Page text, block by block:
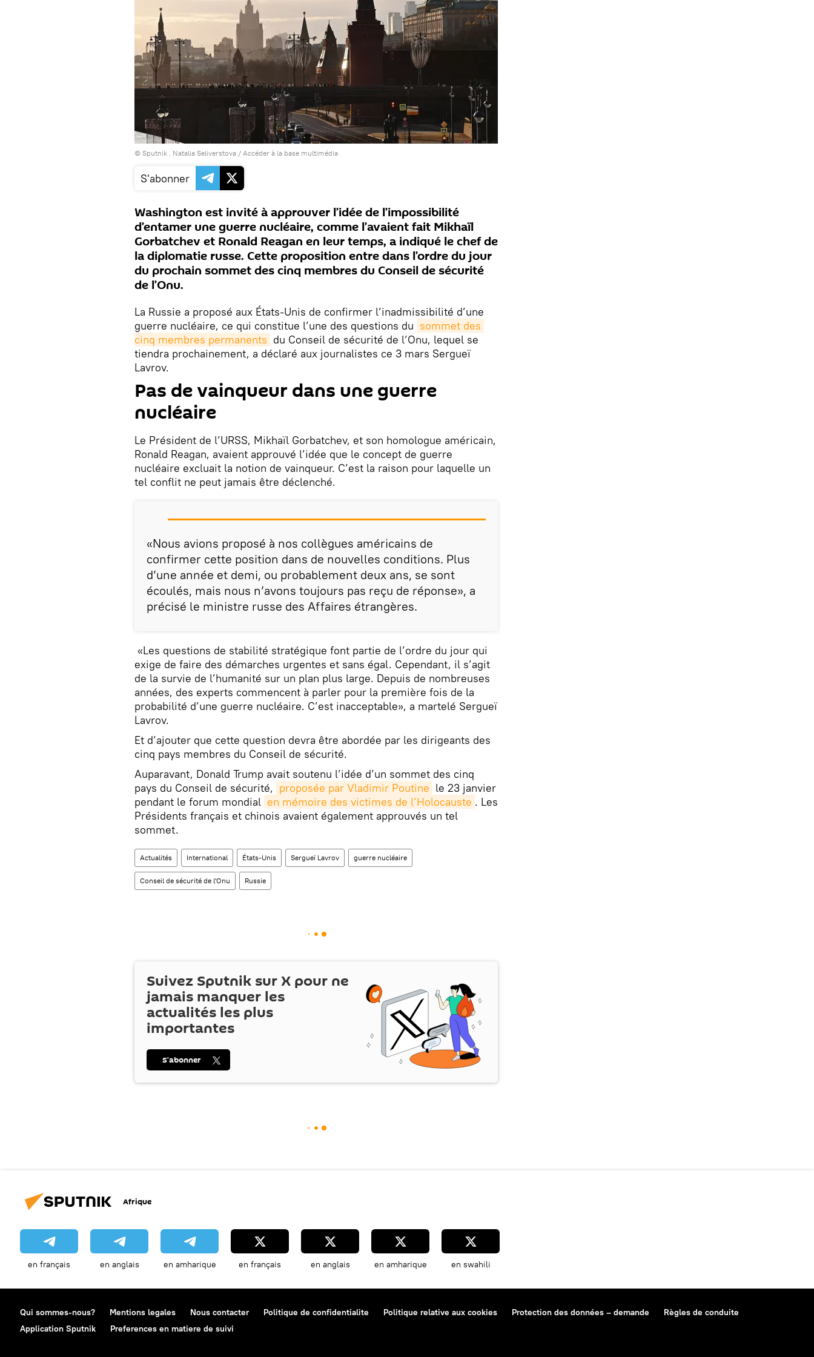
© Sputnik . Natalia Seliverstova / Accéder à la base multimédia
S'abonner
Washington est invité à approuver l’idée de l’impossibilité
d’entamer une guerre nucléaire, comme l’avaient fait Mikhaïl
Gorbatchev et Ronald Reagan en leur temps, a indiqué le chef de
la diplomatie russe. Cette proposition entre dans l’ordre du jour
du prochain sommet des cinq membres du Conseil de sécurité
de l’Onu.
La Russie a proposé aux États-Unis de confirmer l’inadmissibilité d’une
guerre nucléaire, ce qui constitue l’une des questions du sommet des
cinq membres permanents du Conseil de sécurité de l’Onu, lequel se
tiendra prochainement, a déclaré aux journalistes ce 3 mars Sergueï
Lavrov.
Pas de vainqueur dans une guerre
nucléaire
Le Président de l’URSS, Mikhaïl Gorbatchev, et son homologue américain,
Ronald Reagan, avaient approuvé l’idée que le concept de guerre
nucléaire excluait la notion de vainqueur. C’est la raison pour laquelle un
tel conflit ne peut jamais être déclenché.
«Nous avions proposé à nos collègues américains de
confirmer cette position dans de nouvelles conditions. Plus
d’une année et demi, ou probablement deux ans, se sont
écoulés, mais nous n’avons toujours pas reçu de réponse», a
précisé le ministre russe des Affaires étrangères.
«Les questions de stabilité stratégique font partie de l’ordre du jour qui
exige de faire des démarches urgentes et sans égal. Cependant, il s’agit
de la survie de l’humanité sur un plan plus large. Depuis de nombreuses
années, des experts commencent à parler pour la première fois de la
probabilité d’une guerre nucléaire. C’est inacceptable», a martelé Sergueï
Lavrov.
Et d’ajouter que cette question devra être abordée par les dirigeants des
cinq pays membres du Conseil de sécurité.
Auparavant, Donald Trump avait soutenu l’idée d’un sommet des cinq
pays du Conseil de sécurité, proposée par Vladimir Poutine le 23 janvier
pendant le forum mondial en mémoire des victimes de l’Holocauste . Les
Présidents français et chinois avaient également approuvés un tel
sommet.
Actualités International États-Unis Sergueï Lavrov guerre nucléaire
Conseil de sécurité de l'Onu Russie
Suivez Sputnik surX pour ne
jamais manquer les
actualités les plus
importantes
S’abonner
Afrique
en français en anglais en amharique en français en anglais en amharique en swahili
Qui sommes-nous? Mentions legales Nous contacter Politique de confidentialite Politique relative aux cookies Protection des données – demande
Règles de conduite
Application Sputnik
Preferences en matiere de suivi